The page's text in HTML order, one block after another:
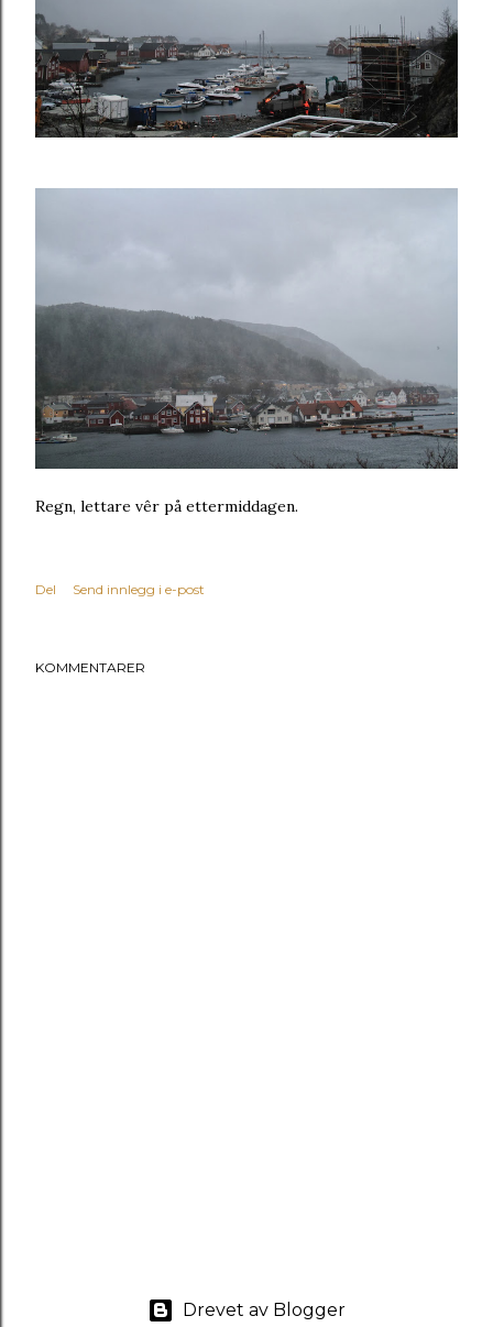
Regn, lettare vêr på ettermiddagen.
Del Send innlegg i e-post
KOMMENTARER
Drevet av Blogger